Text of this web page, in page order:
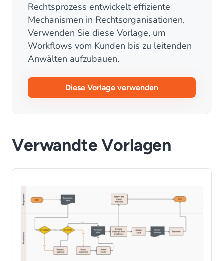
Rechtsprozess entwickelt effiziente
Mechanismen in Rechtsorganisationen.
Verwenden Sie diese Vorlage, um
Workflows vom Kunden bis zu leitenden
Anwälten aufzubauen.
Diese Vorlage verwenden
Verwandte Vorlagen